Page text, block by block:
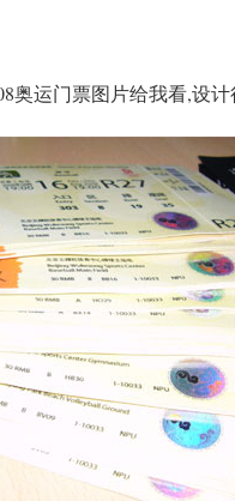
奥运门票图片给我看,设